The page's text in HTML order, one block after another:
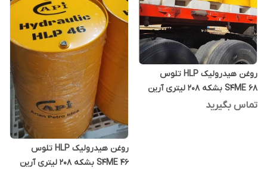
روغن هیدرولیک HLP تلوس
S4ME 68 بشکه 208 لیتری آرین
پترو ایده
تماس بگیرید
روغن هیدرولیک HLP تلوس
S4ME 46 بشکه 208 لیتری آرین